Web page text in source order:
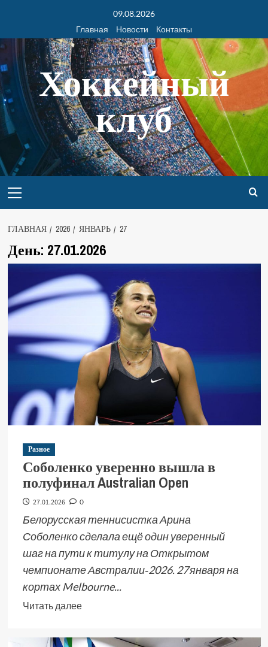
09.08.2026
Главная
Новости Контакты
Хоккейный
клуб
ГЛАВНАЯ 2026 ЯНВАРЬ 27
День: 27.01.2026
Разное
Соболенко уверенно вышла в
полуфинал Australian Open
27.01.2026 0
Белорусская теннисистка Арина
Соболенко сделала ещё один уверенный
шаг на пути к титулу на Открытом
чемпионате Австралии‑2026. 27 января на
кортах Melbourne...
Читать далее